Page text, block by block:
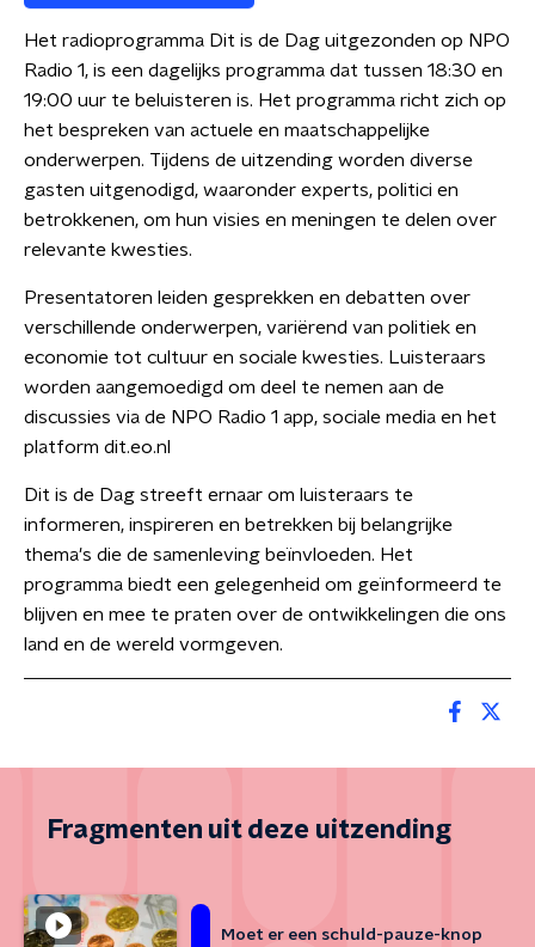
Het radioprogramma Dit is de Dag uitgezonden op NPO
Radio 1, is een dagelijks programma dat tussen 18:30 en
19:00 uur te beluisteren is. Het programma richt zich op
het bespreken van actuele en maatschappelijke
onderwerpen. Tijdens de uitzending worden diverse
gasten uitgenodigd, waaronder experts, politici en
betrokkenen, om hun visies en meningen te delen over
relevante kwesties.
Presentatoren leiden gesprekken en debatten over
verschillende onderwerpen, variërend van politiek en
economie tot cultuur en sociale kwesties. Luisteraars
worden aangemoedigd om deel te nemen aan de
discussies via de NPO Radio 1 app, sociale media en het
platform dit.eo.nl
Dit is de Dag streeft ernaar om luisteraars te
informeren, inspireren en betrekken bij belangrijke
thema's die de samenleving beïnvloeden. Het
programma biedt een gelegenheid om geïnformeerd te
blijven en mee te praten over de ontwikkelingen die ons
land en de wereld vormgeven.
Fragmenten uit deze uitzending
Moet er een schuld-pauze-knop